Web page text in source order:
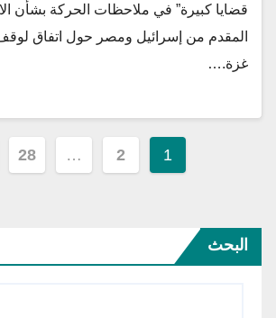
قضايا كبيرة” في ملاحظات الحركة بشأن
المقدم من إسرائيل ومصر حول اتفاق
غزة.…
تعدد
1
2
…
28
البحث